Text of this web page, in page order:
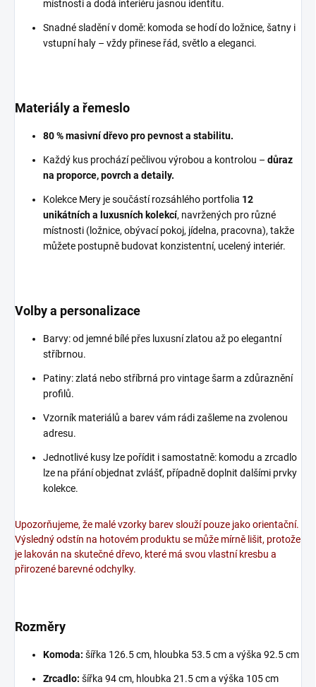
místnosti a dodá interiéru jasnou identitu.
Snadné sladění v domě: komoda se hodí do ložnice, šatny i
vstupní haly – vždy přinese řád, světlo a eleganci.
Materiály a řemeslo
80 % masivní dřevo pro pevnost a stabilitu.
Každý kus prochází pečlivou výrobou a kontrolou – důraz
na proporce, povrch a detaily.
Kolekce Mery je součástí rozsáhlého portfolia 12
unikátních a luxusních kolekcí, navržených pro různé
místnosti (ložnice, obývací pokoj, jídelna, pracovna), takže
můžete postupně budovat konzistentní, ucelený interiér.
Volby a personalizace
Barvy: od jemné bílé přes luxusní zlatou až po elegantní
stříbrnou.
Patiny: zlatá nebo stříbrná pro vintage šarm a zdůraznění
profilů.
Vzorník materiálů a barev vám rádi zašleme na zvolenou
adresu.
Jednotlivé kusy lze pořídit i samostatně: komodu a zrcadlo
lze na přání objednat zvlášť, případně doplnit dalšími prvky
kolekce.
Upozorňujeme, že malé vzorky barev slouží pouze jako orientační.
Výsledný odstín na hotovém produktu se může mírně lišit, protože
je lakován na skutečné dřevo, které má svou vlastní kresbu a
přirozené barevné odchylky.
Rozměry
Komoda: šířka 126.5 cm, hloubka 53.5 cm a výška 92.5 cm
Zrcadlo: šířka 94 cm, hloubka 21.5 cm a výška 105 cm